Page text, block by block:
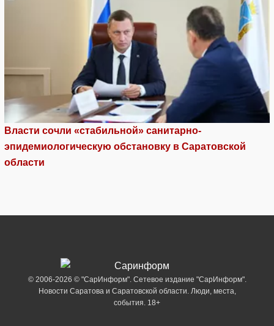
Власти сочли «стабильной» санитарно-
эпидемиологическую обстановку в Саратовской
области
© 2006-2026 © "СарИнформ". Сетевое издание "СарИнформ".
Новости Саратова и Саратовской области. Люди, места,
события. 18+